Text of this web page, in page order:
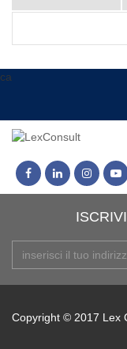
ca
Copyright © 2017 Lex